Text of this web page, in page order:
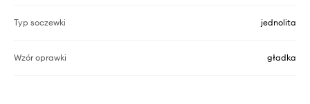
Typ soczewki jednolita
Wzór oprawki gładka